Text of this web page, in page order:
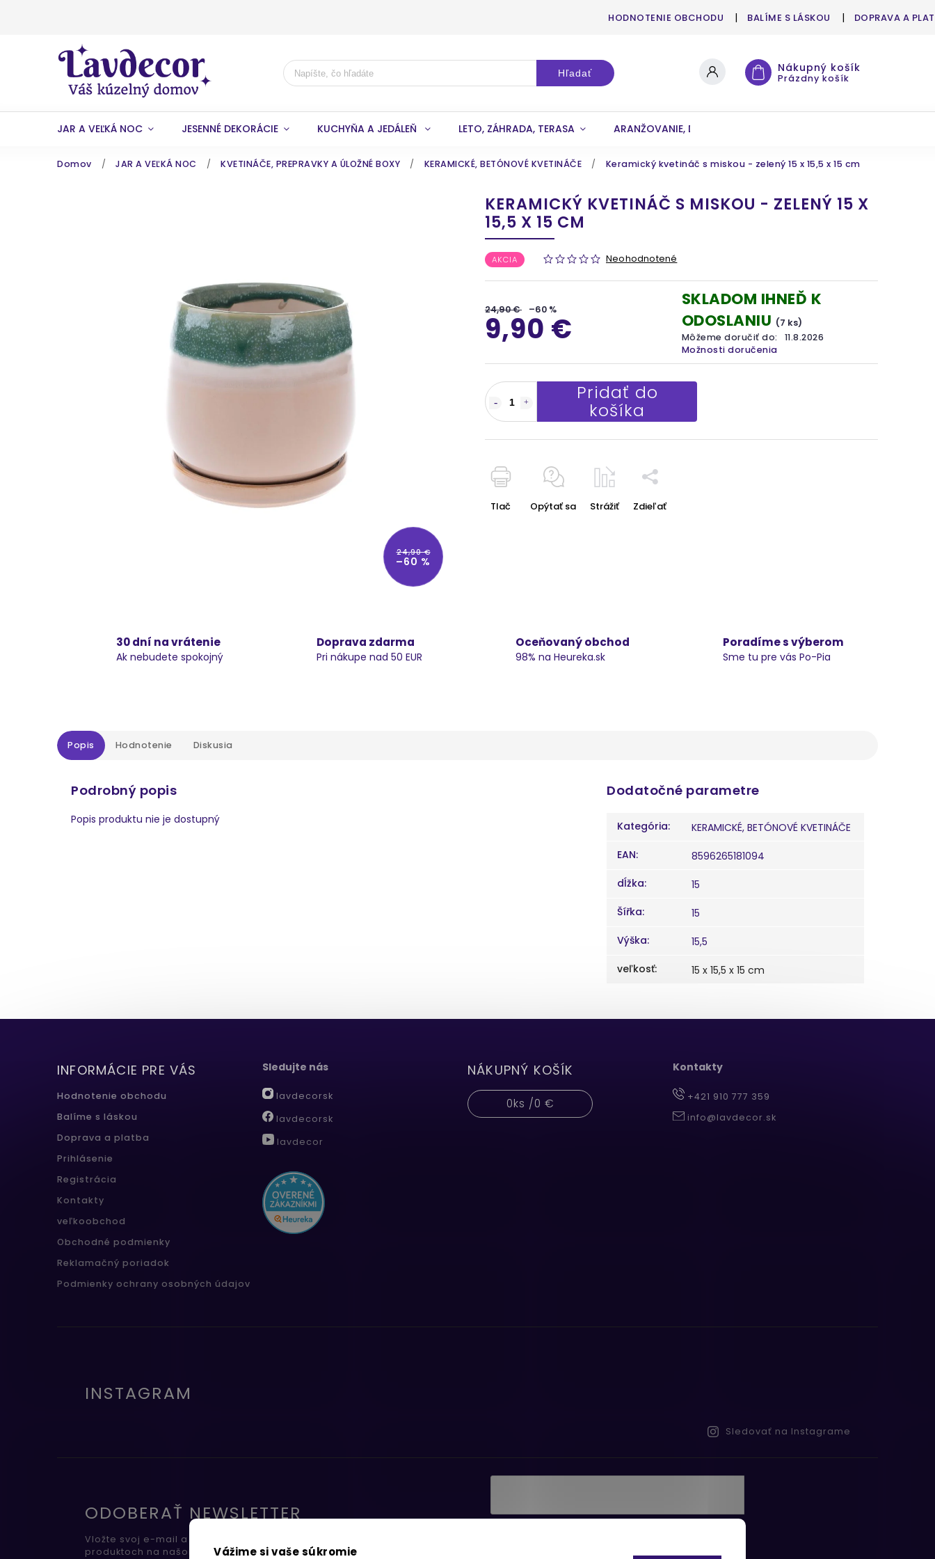
Vážime si vaše súkromie
HODNOTENIE OBCHODU BALÍME S LÁSKOU DOPRAVA A
Hľadať Nákupný košík
Prázdny košík
JAR A VEĽKÁ NOC JESENNÉ DEKORÁCIE KUCHYŇA A JEDÁLEŇ LETO, ZÁHRADA, TERASA ARANŽOVANIE, DEKOROVANIE
Domov / JAR A VEĽKÁ NOC / KVETINÁČE, PREPRAVKY A ÚLOŽNÉ BOXY / KERAMICKÉ, BETÓNOVÉ KVETINÁČE / Keramický kvetináč s miskou - zelený 15 x 15,5 x 15 cm
24,90 €
–60 %
KERAMICKÝ KVETINÁČ S MISKOU - ZELENÝ 15 X
15,5 X 15 CM
AKCIA Neohodnotené
24,90 € –60 %
9,90 €
SKLADOM IHNEĎ K
ODOSLANIU (7 ks)
Môžeme doručiť do:
11.8.2026
Možnosti doručenia
Pridať do
košíka
Tlač Opýtať sa Strážiť Zdieľať
30 dní na vrátenie
Ak nebudete spokojný
Doprava zdarma
Pri nákupe nad 50 EUR
Oceňovaný obchod
98% na Heureka.sk
Poradíme s výberom
Sme tu pre vás Po-Pia
Popis Hodnotenie Diskusia
Podrobný popis
Popis produktu nie je dostupný
Dodatočné parametre
Kategória:
KERAMICKÉ, BETÓNOVÉ KVETINÁČE
EAN:
8596265181094
dĺžka:
15
Šířka:
15
Výška:
15,5
veľkosť: 15 x 15,5 x 15 cm
INFORMÁCIE PRE VÁS
Hodnotenie obchodu
Balíme s láskou
Doprava a platba
Prihlásenie
Registrácia
Kontakty
veľkoobchod
Obchodné podmienky
Reklamačný poriadok
Podmienky ochrany osobných údajov
Sledujte nás
lavdecorsk
lavdecorsk
lavdecor
NÁKUPNÝ KOŠÍK
0ks /0 €
Kontakty
+421 910 777 359
info@lavdecor.sk
INSTAGRAM
Sledovať na Instagrame
ODOBERAŤ NEWSLETTER
Vložte svoj e-mail a my Vám budeme zasielať informácie o nových
produktoch na našom e-shope.